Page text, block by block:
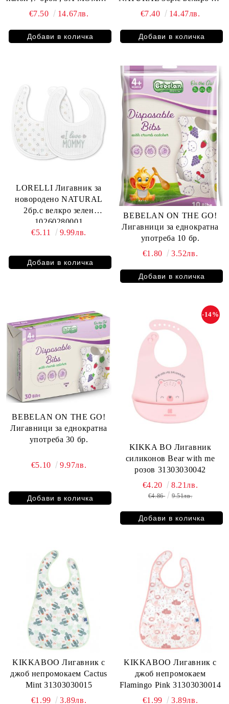
10260240002
€7.50 14.67лв.
МОМЧЕ 10260290002
€7.40 14.47лв.
LORELLI Лигавник за
новородено NATURAL
2бр.с велкро зелен
10260280001
€5.11
9.99лв.
BEBELAN ON THE GO!
Лигавници за еднократна
употреба 10 бр.
€1.80
3.52лв.
BEBELAN ON THE GO!
Лигавници за еднократна
употреба 30 бр.
€5.10 9.97лв.
KIKKA BO Лигавник
силиконов Bear with me
розов 31303030042
-14%
€4.20 8.21лв.
€4.86 9.51лв.
KIKKABOO Лигавник с
джоб непромокаем Cactus
Mint 31303030015
€1.99
3.89лв.
KIKKABOO Лигавник с
джоб непромокаем
Flamingо Pink 31303030014
€1.99
3.89лв.